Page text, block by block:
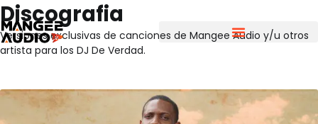
Discografia
Versiones exclusivas de canciones de Mangee Audio y/u otros
artista para los DJ De Verdad.